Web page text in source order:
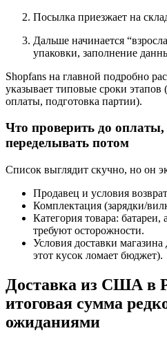
Посылка приезжает на
Дальше начинается
упаковки, заполнение
Shopfans на главной подробно
указывает типовые сроки
оплаты, подготовка партии).
Что проверить до
переделывать потом
Список выглядит скучно, но он
Продавец и условия
Комплектация (зарядки/
Категория товара: батареи,
требуют осторожности.
Условия доставки
этот кусок ломает бюджет).
Доставка из США в
итоговая сумма
ожиданиями